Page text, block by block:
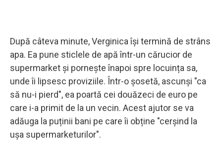
După câteva minute, Verginica își termină de strâns
apa. Ea pune sticlele de apă într-un cărucior de
supermarket și pornește înapoi spre locuința sa,
unde îi lipsesc proviziile. Într-o șosetă, ascunși "ca
să nu-i pierd", ea poartă cei douăzeci de euro pe
care i-a primit de la un vecin. Acest ajutor se va
adăuga la puținii bani pe care îi obține "cerșind la
ușa supermarketurilor".